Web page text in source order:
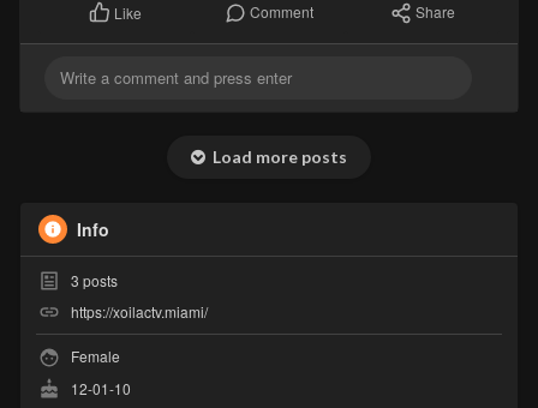
Like Comment Share
Load more posts
Info
3 posts
https://xoilactv.miami/
Female
12-01-10